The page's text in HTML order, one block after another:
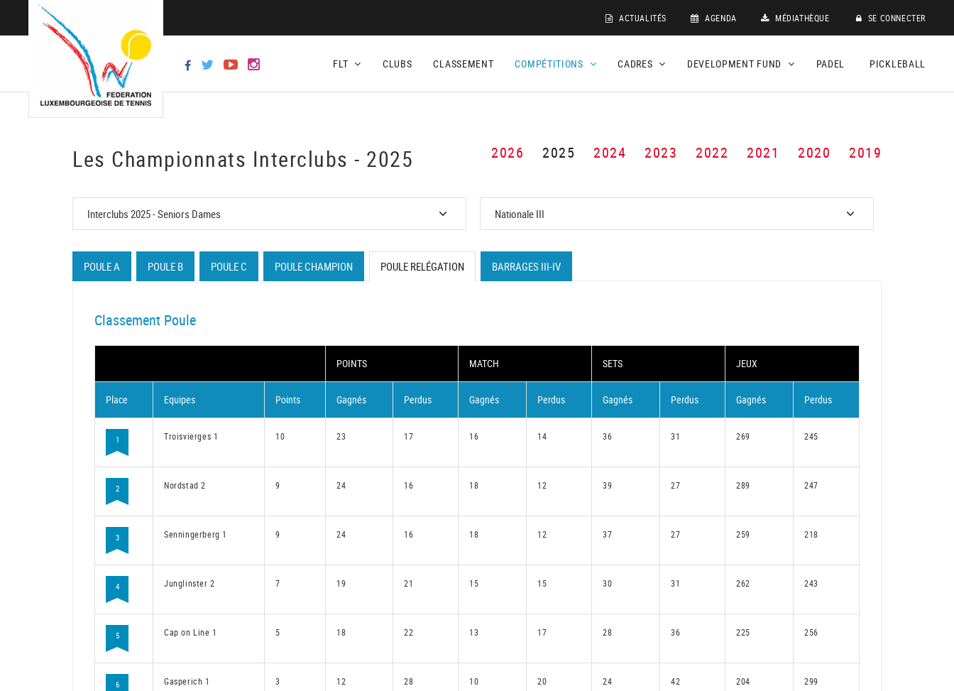
ACTUALITÉS AGENDA MÉDIATHÈQUE SE CONNECTER
FLT CLUBS CLASSEMENT COMPÉTITIONS CADRES DEVELOPMENT FUND PADEL PICKLEBALL
Les Championnats Interclubs - 2025 2026 2025 2024 2023 2022 2021 2020 2019
POULE A POULE B POULE C POULE CHAMPION POULE RELÉGATION BARRAGES III-IV
Classement Poule
POINTS MATCH SETS JEUX
Place Equipes Points Gagnés Perdus Gagnés Perdus Gagnés Perdus Gagnés Perdus
1 Troisvierges 1 10 23 17 16 14 36 31 269 245
2 Nordstad 2 9 24 16 18 12 39 27 289 247
3 Senningerberg 1 9 24 16 18 12 37 27 259 218
4 Junglinster 2 7 19 21 15 15 30 31 262 243
5 Cap on Line 1 5 18 22 13 17 28 36 225 256
6 Gasperich 1 3 12 28 10 20 24 42 204 299